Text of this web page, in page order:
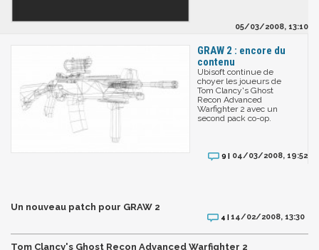
05/03/2008, 13:10
GRAW 2 : encore du
contenu
Ubisoft continue de
choyer les joueurs de
Tom Clancy's Ghost
Recon Advanced
Warfighter 2 avec un
second pack co-op.
9 | 04/03/2008, 19:52
Un nouveau patch pour GRAW 2
4 |14/02/2008, 13:30
Tom Clancy's Ghost Recon Advanced Warfighter 2